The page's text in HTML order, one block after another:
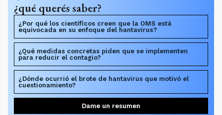
¿qué querés saber?
¿Por qué los científicos creen que la OMS está
equivocada en su enfoque del hantavirus?
¿Qué medidas concretas piden que se implementen
para reducir el contagio?
¿Dónde ocurrió el brote de hantavirus que motivó el
cuestionamiento?
Dame un resumen